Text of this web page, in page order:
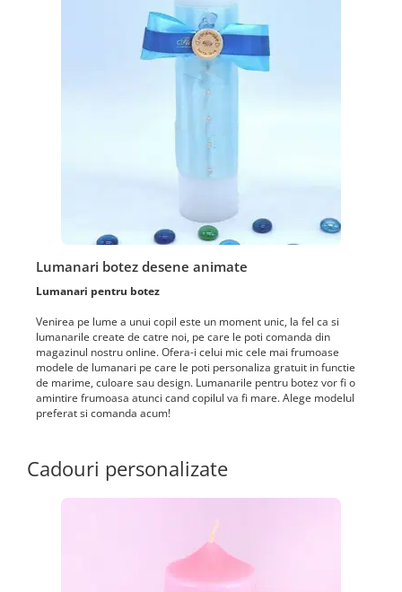
Lumanari botez desene animate
Lumanari pentru botez
Venirea pe lume a unui copil este un moment unic, la fel ca si
lumanarile create de catre noi, pe care le poti comanda din
magazinul nostru online. Ofera-i celui mic cele mai frumoase
modele de lumanari pe care le poti personaliza gratuit in functie
de marime, culoare sau design. Lumanarile pentru botez vor fi o
amintire frumoasa atunci cand copilul va fi mare. Alege modelul
preferat si comanda acum!
Cadouri personalizate